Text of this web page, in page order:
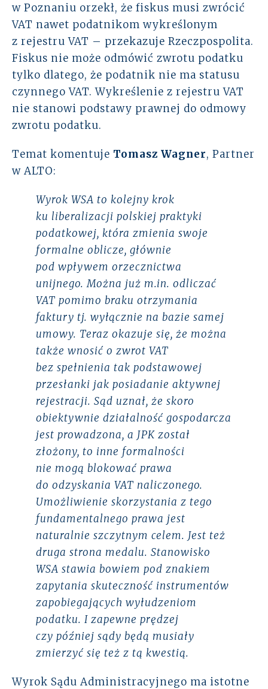
Rozwiązania
Zespół
Dołącz do nas
Dlaczego ALTO
Case studies
ALTOstratus
Kontakt
w Poznaniu orzekł, że fiskus musi zwrócić
VAT nawet podatnikom wykreślonym
z rejestru VAT – przekazuje Rzeczpospolita.
Fiskus nie może odmówić zwrotu podatku
tylko dlatego, że podatnik nie ma statusu
czynnego VAT. Wykreślenie z rejestru VAT
nie stanowi podstawy prawnej do odmowy
zwrotu podatku.
Temat komentuje Tomasz Wagner, Partner
w ALTO:
Wyrok WSA to kolejny krok
ku liberalizacji polskiej praktyki
podatkowej, która zmienia swoje
formalne oblicze, głównie
pod wpływem orzecznictwa
unijnego. Można już m.in. odliczać
VAT pomimo braku otrzymania
faktury tj. wyłącznie na bazie samej
umowy. Teraz okazuje się, że można
także wnosić o zwrot VAT
bez spełnienia tak podstawowej
przesłanki jak posiadanie aktywnej
rejestracji. Sąd uznał, że skoro
obiektywnie działalność gospodarcza
jest prowadzona, a JPK został
złożony, to inne formalności
nie mogą blokować prawa
do odzyskania VAT naliczonego.
Umożliwienie skorzystania z tego
fundamentalnego prawa jest
naturalnie szczytnym celem. Jest też
druga strona medalu. Stanowisko
WSA stawia bowiem pod znakiem
zapytania skuteczność instrumentów
zapobiegających wyłudzeniom
podatku. I zapewne prędzej
czy później sądy będą musiały
zmierzyć się też z tą kwestią.
Wyrok Sądu Administracyjnego ma istotne